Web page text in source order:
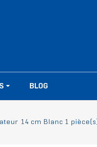
BLOG
14 cm Blanc 1